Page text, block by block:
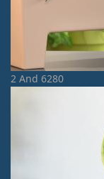
2 And 6280